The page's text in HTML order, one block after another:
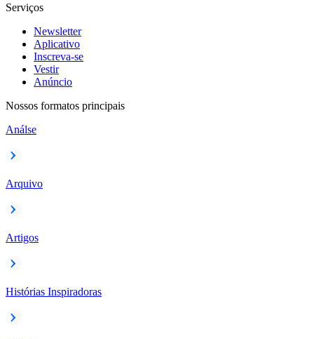
Serviços
Newsletter
Aplicativo
Inscreva-se
Vestir
Anúncio
Nossos formatos principais
Análse
Arquivo
Artigos
Histórias Inspiradoras